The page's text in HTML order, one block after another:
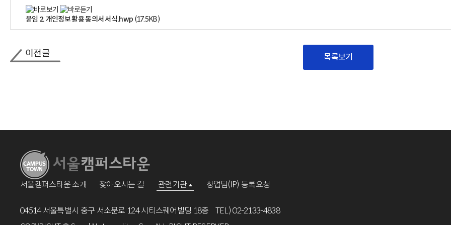
붙임 2. 개인정보 활용 동의서 서식.hwp (17.5KB)
이전글 목록보기
서울캠퍼스타운 소개 찾아오시는 길 관련기관 창업팀(IP) 등록요청
04514 서울특별시 중구 서소문로 124 시티스퀘어빌딩 18층 TEL) 02-2133-4838